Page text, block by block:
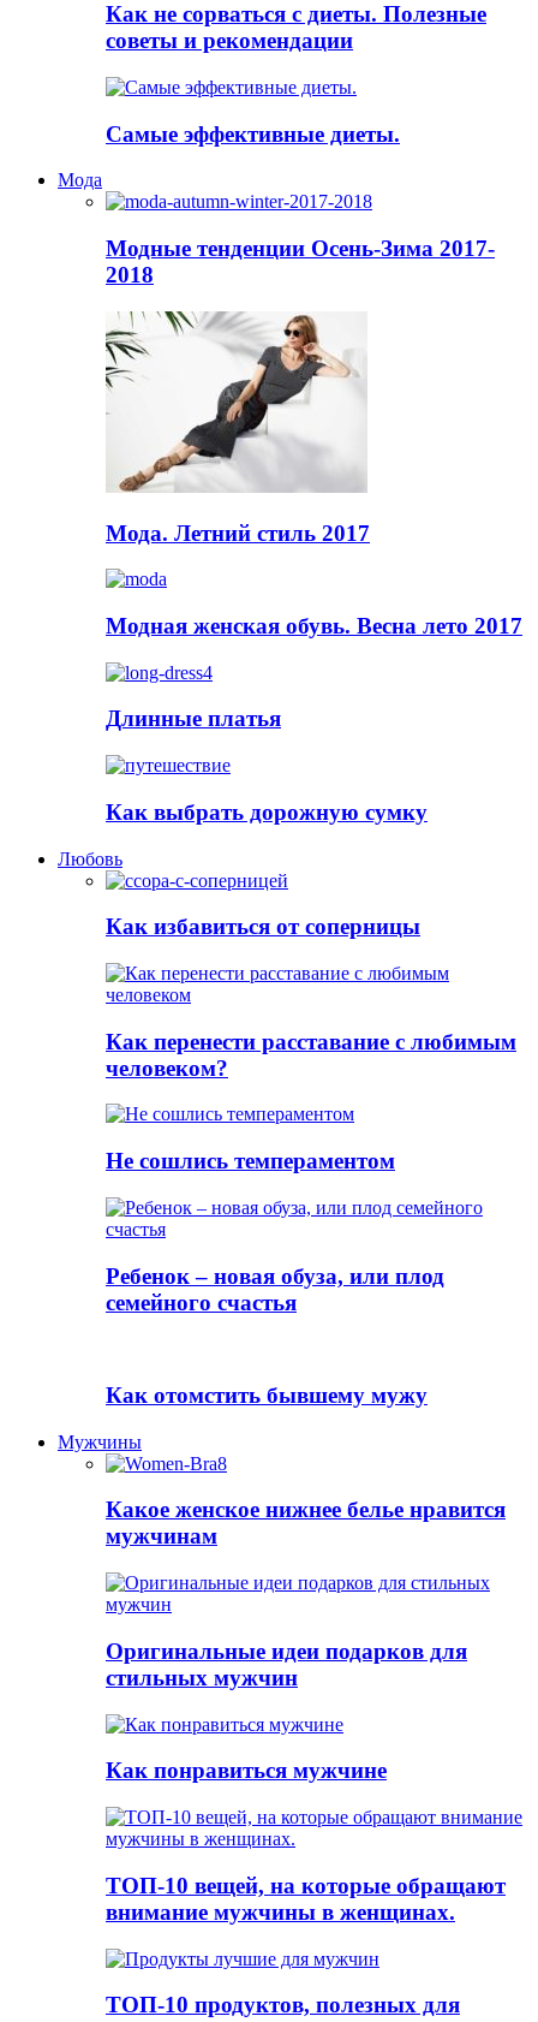
Как не сорваться с диеты. Полезные
советы и рекомендации
Самые эффективные диеты.
Мода
Модные тенденции Осень-Зима 2017-
2018
Мода. Летний стиль 2017
Модная женская обувь. Весна лето 2017
Длинные платья
Как выбрать дорожную сумку
Любовь
Как избавиться от соперницы
Как перенести расставание с любимым
человеком?
Не сошлись темпераментом
Ребенок – новая обуза, или плод
семейного счастья
Как отомстить бывшему мужу
Мужчины
Какое женское нижнее белье нравится
мужчинам
Оригинальные идеи подарков для
стильных мужчин
Как понравиться мужчине
ТОП-10 вещей, на которые обращают
внимание мужчины в женщинах.
ТОП-10 продуктов, полезных для